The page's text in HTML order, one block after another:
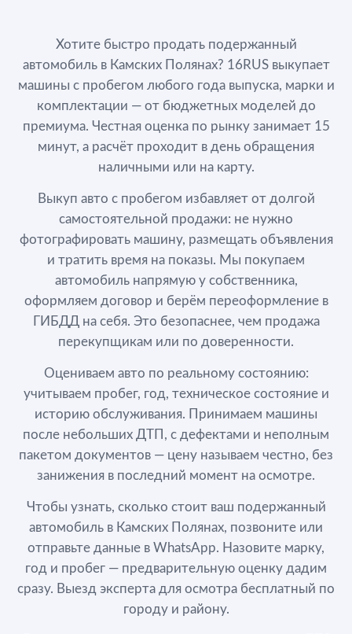
Хотите быстро продать подержанный
автомобиль в Камских Полянах? 16RUS выкупает
машины с пробегом любого года выпуска, марки и
комплектации — от бюджетных моделей до
премиума. Честная оценка по рынку занимает 15
минут, а расчёт проходит в день обращения
наличными или на карту.
Выкуп авто с пробегом избавляет от долгой
самостоятельной продажи: не нужно
фотографировать машину, размещать объявления
и тратить время на показы. Мы покупаем
автомобиль напрямую у собственника,
оформляем договор и берём переоформление в
ГИБДД на себя. Это безопаснее, чем продажа
перекупщикам или по доверенности.
Оцениваем авто по реальному состоянию:
учитываем пробег, год, техническое состояние и
историю обслуживания. Принимаем машины
после небольших ДТП, с дефектами и неполным
пакетом документов — цену называем честно, без
занижения в последний момент на осмотре.
Чтобы узнать, сколько стоит ваш подержанный
автомобиль в Камских Полянах, позвоните или
отправьте данные в WhatsApp. Назовите марку,
год и пробег — предварительную оценку дадим
сразу. Выезд эксперта для осмотра бесплатный по
городу и району.